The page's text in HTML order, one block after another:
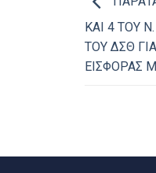
ΚΑΙ 4 ΤΟΥ
ΤΟΥ ΔΣΘ
ΕΙΣΦΟΡΑΣ